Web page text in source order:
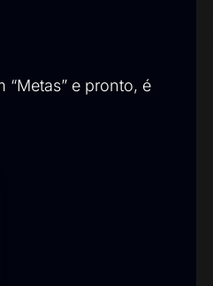
“Metas” e pronto, é